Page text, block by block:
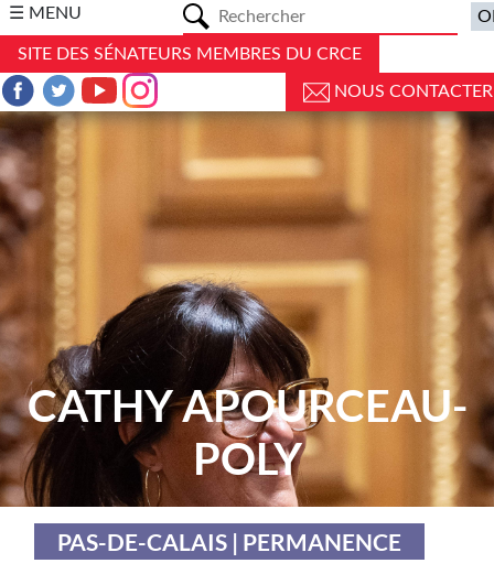
☰ MENU
SITE DES SÉNATEURS MEMBRES DU CRCE
NOUS CONTACTER
CATHY APOURCEAU-
POLY
PAS-DE-CALAIS | PERMANENCE